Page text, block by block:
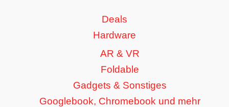
Deals
Hardware
AR & VR
Foldable
Gadgets & Sonstiges
Googlebook, Chromebook und mehr